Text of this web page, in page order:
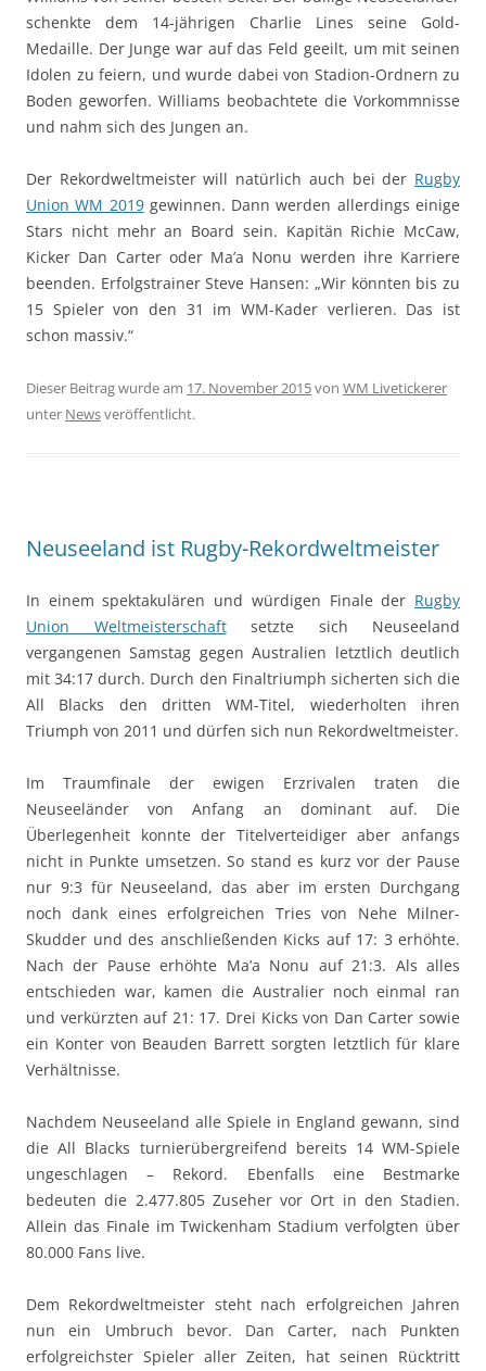
schenkte dem 14-jährigen Charlie Lines seine Gold-
Medaille. Der Junge war auf das Feld geeilt, um mit seinen
Idolen zu feiern, und wurde dabei von Stadion-Ordnern zu
Boden geworfen. Williams beobachtete die Vorkommnisse
und nahm sich des Jungen an.
Der Rekordweltmeister will natürlich auch bei der Rugby
Union WM 2019gewinnen. Dann werden allerdings einige
Stars nicht mehr an Board sein. Kapitän Richie McCaw,
Kicker Dan Carter oder Ma’a Nonu werden ihre Karriere
beenden. Erfolgstrainer Steve Hansen: „Wir könnten bis zu
15 Spieler von den 31 im WM-Kader verlieren. Das ist
schon massiv.“
Dieser Beitrag wurde am 17. November 2015von WM Livetickerer
unter Newsveröffentlicht.
Neuseeland ist Rugby-Rekordweltmeister
In einem spektakulären und würdigen Finale der Rugby
Union Weltmeisterschaftsetzte sich Neuseeland
vergangenen Samstag gegen Australien letztlich deutlich
mit 34:17 durch. Durch den Finaltriumph sicherten sich die
All Blacks den dritten WM-Titel, wiederholten ihren
Triumph von 2011 und dürfen sich nun Rekordweltmeister.
Im Traumfinale der ewigen Erzrivalen traten die
Neuseeländer von Anfang an dominant auf. Die
Überlegenheit konnte der Titelverteidiger aber anfangs
nicht in Punkte umsetzen. So stand es kurz vor der Pause
nur 9:3 für Neuseeland, das aber im ersten Durchgang
noch dank eines erfolgreichen Tries von Nehe Milner-
Skudder und des anschließenden Kicks auf 17: 3 erhöhte.
Nach der Pause erhöhte Ma’a Nonu auf 21:3. Als alles
entschieden war, kamen die Australier noch einmal ran
und verkürzten auf 21: 17. Drei Kicks von Dan Carter sowie
ein Konter von Beauden Barrett sorgten letztlich für klare
Verhältnisse.
Nachdem Neuseeland alle Spiele in England gewann, sind
die All Blacks turnierübergreifend bereits 14 WM-Spiele
ungeschlagen – Rekord. Ebenfalls eine Bestmarke
bedeuten die 2.477.805 Zuseher vor Ort in den Stadien.
Allein das Finale im Twickenham Stadium verfolgten über
80.000 Fans live.
Dem Rekordweltmeister steht nach erfolgreichen Jahren
nun ein Umbruch bevor. Dan Carter, nach Punkten
erfolgreichster Spieler aller Zeiten, hat seinen Rücktritt